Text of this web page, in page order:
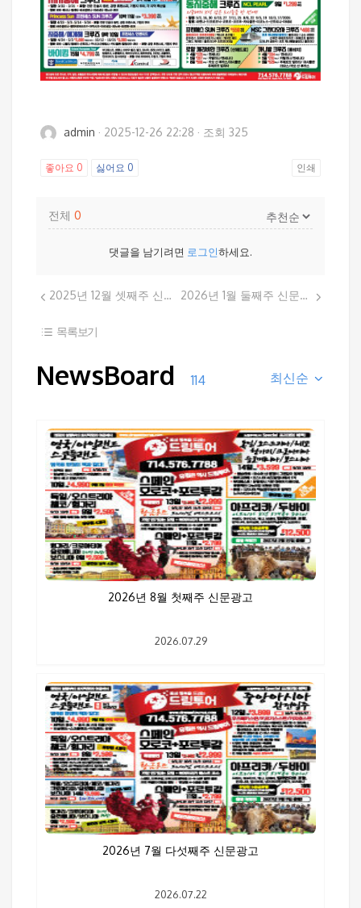
admin · 2025-12-26 22:28 · 조회 325
좋아요 0 싫어요 0 인쇄
전체 0
댓글을 남기려면 로그인하세요.
2025년 12월 셋째주 신문광고 2026년 1월 둘째주 신문광고
목록보기
NewsBoard 114 최신순
2026년 8월 첫째주 신문광고
2026.07.29
2026년 7월 다섯째주 신문광고
2026.07.22